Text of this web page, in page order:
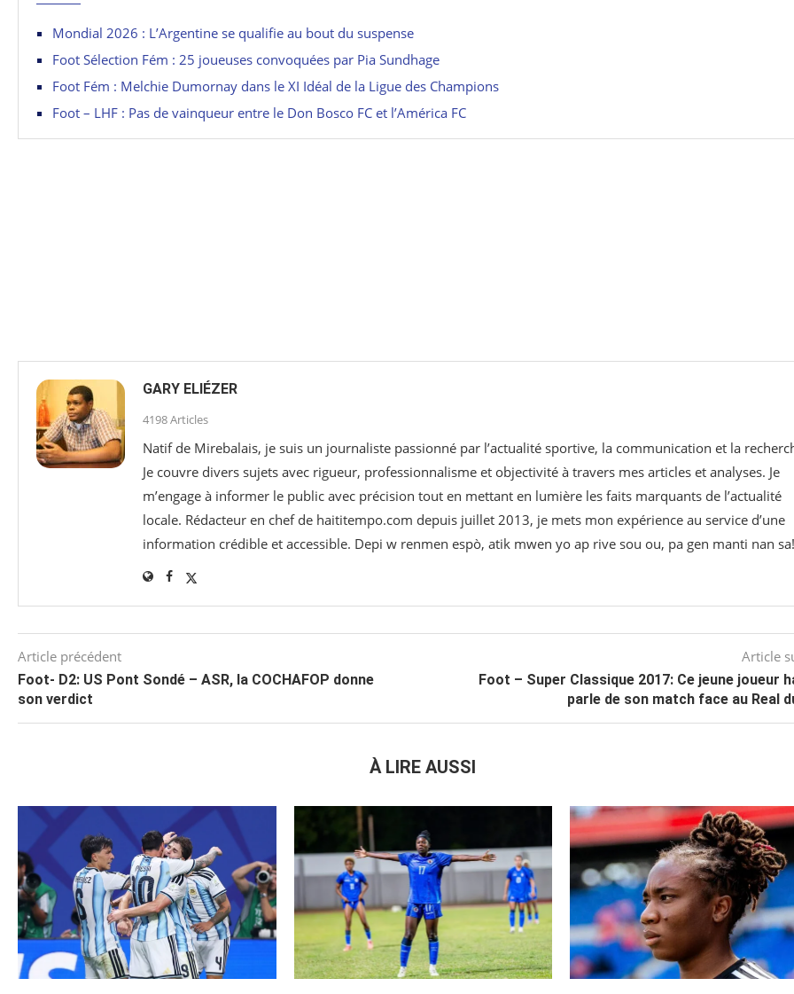
Mondial 2026 : L’Argentine se qualifie au bout du suspense
Foot Sélection Fém : 25 joueuses convoquées par Pia Sundhage
Foot Fém : Melchie Dumornay dans le XI Idéal de la Ligue des Champions
Foot – LHF : Pas de vainqueur entre le Don Bosco FC et l’América FC
GARY ELIÉZER
4198 Articles
Natif de Mirebalais, je suis un journaliste passionné par l’actualité sportive, la communication et la
Je couvre divers sujets avec rigueur, professionnalisme et objectivité à travers mes articles et analyses. Je
m’engage à informer le public avec précision tout en mettant en lumière les faits marquants de l’actualité
locale. Rédacteur en chef de haititempo.com⁠ depuis juillet 2013, je mets mon expérience au service d’une
information crédible et accessible. Depi w renmen espò, atik mwen yo ap rive sou ou, pa gen manti nan sa!
Article précédent
Foot- D2: US Pont Sondé – ASR, la COCHAFOP donne
son verdict
Article
Foot – Super Classique 2017: Ce jeune joueur
parle de son match face au Real
À LIRE AUSSI